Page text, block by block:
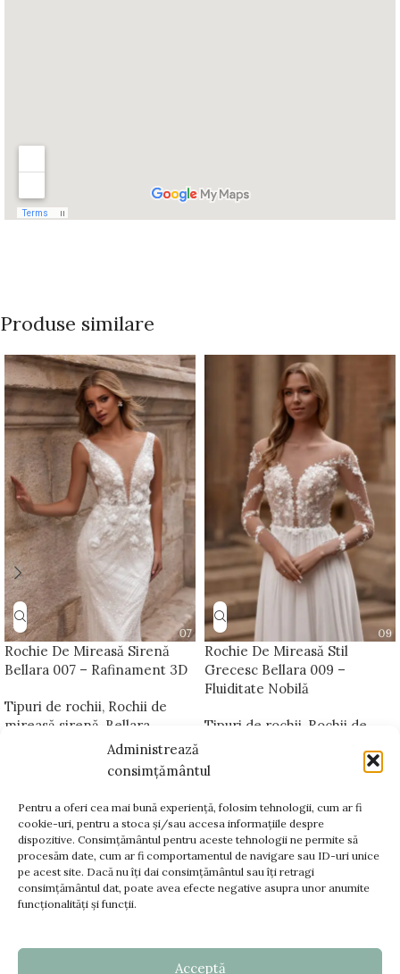
Administrează
consimțământul
Pentru a oferi cea mai bună experiență, folosim tehnologii, cum ar fi
cookie-uri, pentru a stoca și/sau accesa informațiile despre
dispozitive. Consimțământul pentru aceste tehnologii ne permite să
procesăm date, cum ar fi comportamentul de navigare sau ID-uri unice
pe acest site. Dacă nu îți dai consimțământul sau îți retragi
consimțământul dat, poate avea efecte negative asupra unor anumite
funcționalități și funcții.
Acceptă
Produse similare
Rochie De Mireasă Sirenă
Bellara 007 – Rafinament 3D
Tipuri de rochii, Rochii de
mireasă sirenă Bellara
Rochie De Mireasă Stil
Grecesc Bellara 009 –
Fluiditate Nobilă
Tipuri de rochii Rochii de
Platinum
www.bellara.ro;
www.voalurimirese.ro;
+40 725 866 666
contact@bellara.ro